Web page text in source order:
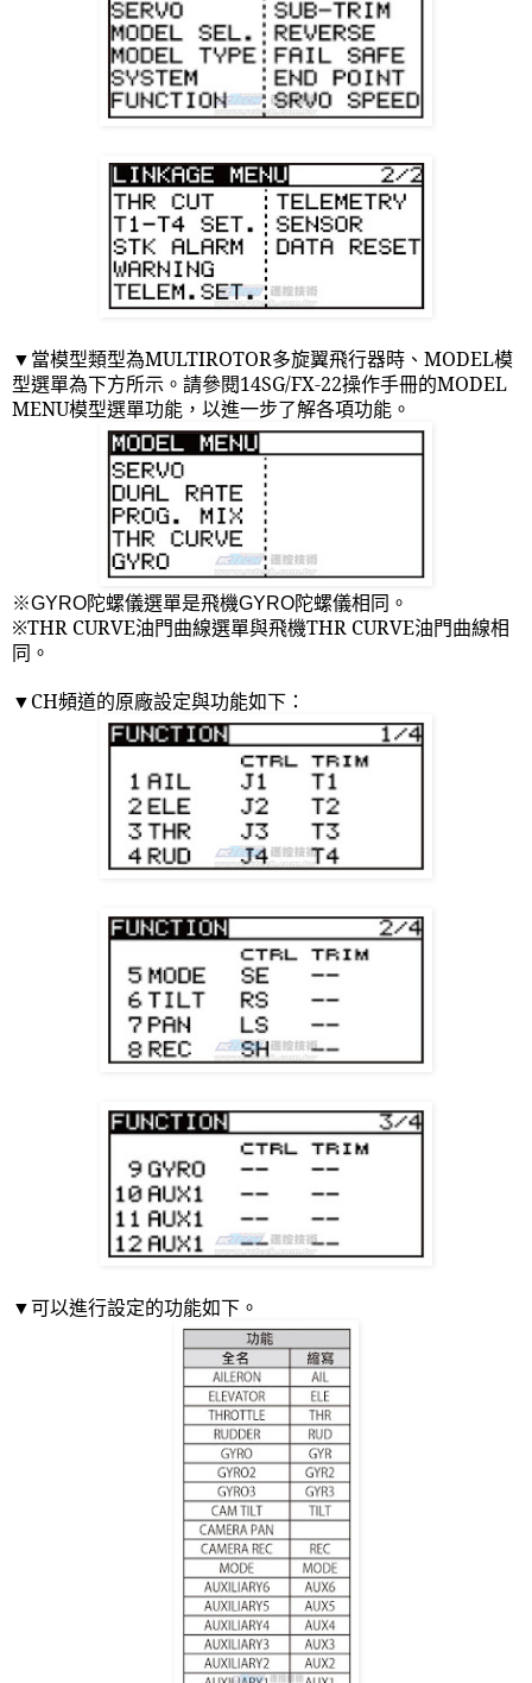
▼ 當模型類型為MULTIROTOR多旋翼飛行器時、 MODEL模
型選單為下方所示。請參閱14SG/FX-22操作手冊的MODEL
MENU模型選單功能，以進一步了解各項功能。
※GYRO陀螺儀選單是飛機GYRO陀螺儀相同。
※THR CURVE油門曲線選單與飛機THR CURVE油門曲線相
同。
▼ CH頻道的原廠設定與功能如下：
▼可以進行設定的功能如下。